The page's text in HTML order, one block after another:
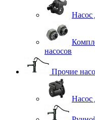
Насос
насосов
Прочие
Насос